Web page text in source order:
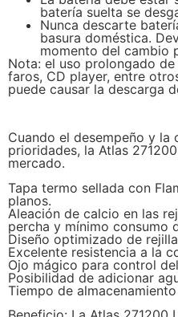
batería suelta se
Nunca descarte
basura doméstica.
momento del cambio
Nota: el uso prolongado
faros, CD player, entre
puede causar la descarga
Cuando el desempeño y la
prioridades, la Atlas
mercado.
Tapa termo sellada con
planos.
Aleación de calcio en las
percha y mínimo consumo
Diseño optimizado de
Excelente resistencia a la
Ojo mágico para control
Posibilidad de adicionar
Tiempo de